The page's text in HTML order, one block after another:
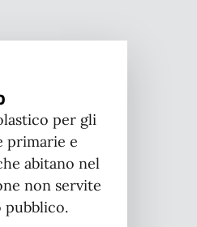
per gli
primarie e
abitano nel
non servite
pubblico.